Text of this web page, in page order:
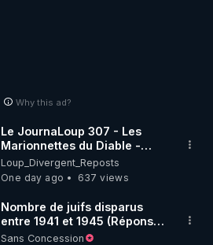
Why this ad?
Le JournaLoup 307 - Les
Marionnettes du Diable -
Loup Divergent 2026.08.07
Loup_Divergent_Reposts
One day ago
637 views
Nombre de juifs disparus
entre 1941 et 1945 (Réponse
à mes accusateurs)
Sans Concession